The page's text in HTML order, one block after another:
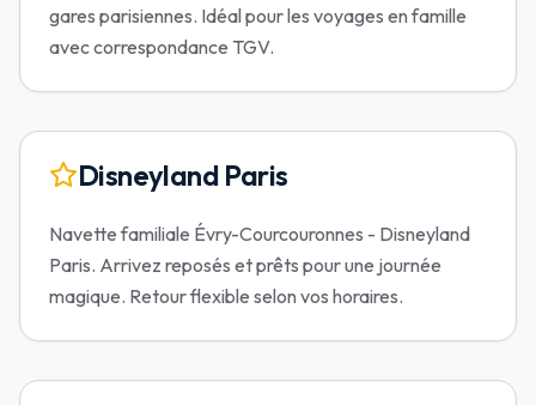
gares parisiennes. Idéal pour les voyages en famille
avec correspondance TGV.
Disneyland Paris
Navette familiale Évry-Courcouronnes - Disneyland
Paris. Arrivez reposés et prêts pour une journée
magique. Retour flexible selon vos horaires.